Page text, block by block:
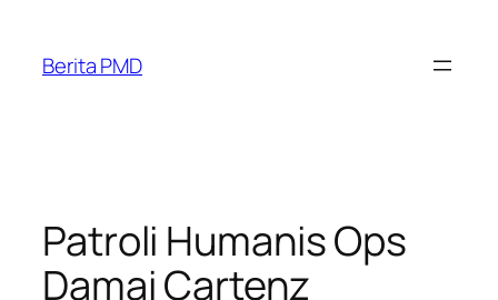
content
Berita PMD
Patroli Humanis Ops
Damai Cartenz